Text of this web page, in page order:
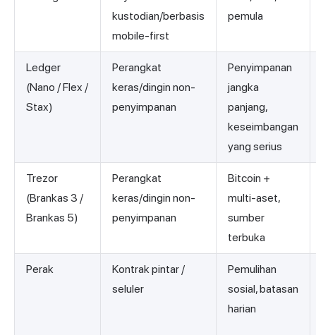
kustodian/berbasis
mobile-first
pemula
Ledger
(Nano / Flex /
Stax)
Perangkat
keras/dingin non-
penyimpanan
Penyimpanan
jangka
panjang,
keseimbangan
yang serius
Trezor
(Brankas 3 /
Brankas 5)
Perangkat
keras/dingin non-
penyimpanan
Bitcoin +
multi-aset,
sumber
terbuka
Perak
Kontrak pintar /
seluler
Pemulihan
sosial, batasan
harian